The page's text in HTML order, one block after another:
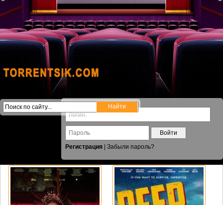
Войти
Регистрация
Забыли пароль?